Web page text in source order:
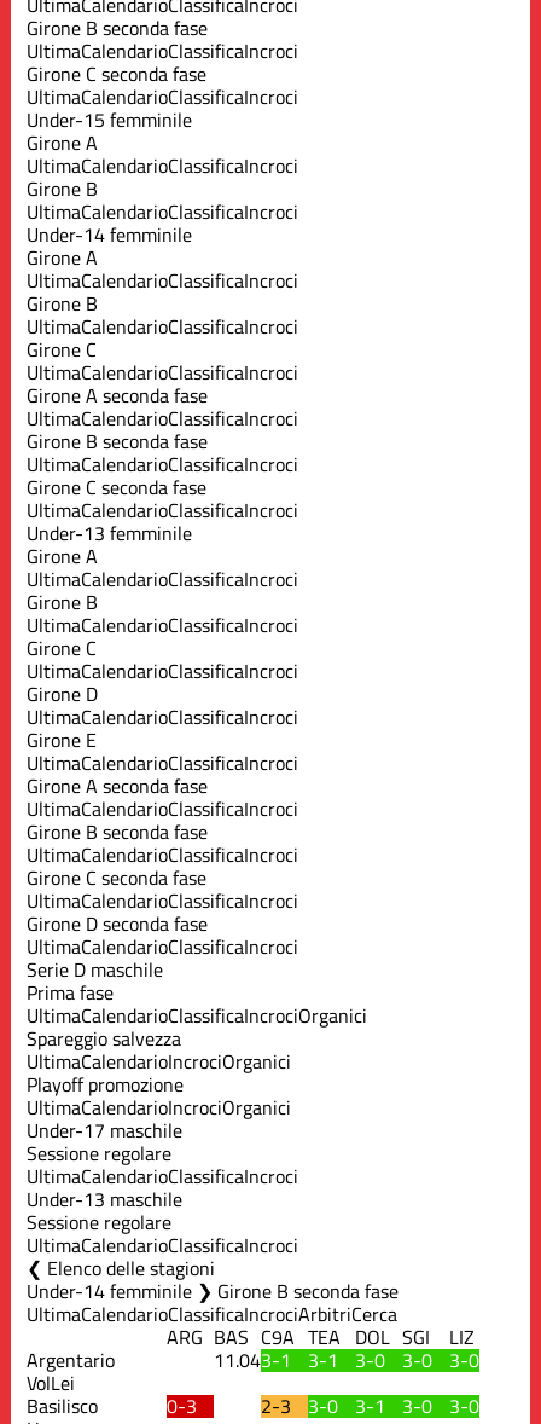
Girone B seconda fase
UltimaCalendarioClassificaIncroci
Girone C seconda fase
UltimaCalendarioClassificaIncroci
Under-15 femminile
Girone A
UltimaCalendarioClassificaIncroci
Girone B
UltimaCalendarioClassificaIncroci
Under-14 femminile
Girone A
UltimaCalendarioClassificaIncroci
Girone B
UltimaCalendarioClassificaIncroci
Girone C
UltimaCalendarioClassificaIncroci
Girone A seconda fase
UltimaCalendarioClassificaIncroci
Girone B seconda fase
UltimaCalendarioClassificaIncroci
Girone C seconda fase
UltimaCalendarioClassificaIncroci
Under-13 femminile
Girone A
UltimaCalendarioClassificaIncroci
Girone B
UltimaCalendarioClassificaIncroci
Girone C
UltimaCalendarioClassificaIncroci
Girone D
UltimaCalendarioClassificaIncroci
Girone E
UltimaCalendarioClassificaIncroci
Girone A seconda fase
UltimaCalendarioClassificaIncroci
Girone B seconda fase
UltimaCalendarioClassificaIncroci
Girone C seconda fase
UltimaCalendarioClassificaIncroci
Girone D seconda fase
UltimaCalendarioClassificaIncroci
Serie D maschile
Prima fase
UltimaCalendarioClassificaIncrociOrganici
Spareggio salvezza
UltimaCalendarioIncrociOrganici
Playoff promozione
UltimaCalendarioIncrociOrganici
Under-17 maschile
Sessione regolare
UltimaCalendarioClassificaIncroci
Under-13 maschile
Sessione regolare
UltimaCalendarioClassificaIncroci
Elenco delle stagioni
Under-14 femminile ❯ Girone B seconda fase
UltimaCalendarioClassificaIncrociArbitriCerca
ARG BAS C9A TEA DOL SGI LIZ
Argentario
VolLei
11.043-1 3-1 3-0 3-0
3-0
Basilisco
0-3 2-3 3-0 3-1 3-0
3-0